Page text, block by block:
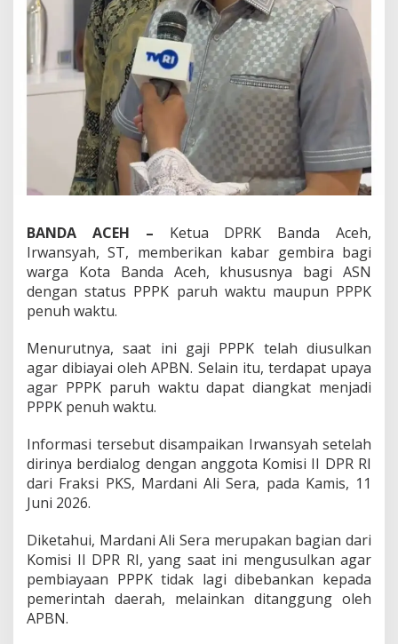
3
K
P
u
W
a
k
t
u
r
p
e
u
J
a
d
e
n
u
h
k
t
u
,
B
BANDA ACEH – Ketua DPRK Banda Aceh,
Irwansyah, ST, memberikan kabar gembira bagi
warga Kota Banda Aceh, khususnya bagi ASN
dengan status PPPK paruh waktu maupun PPPK
penuh waktu.
Menurutnya, saat ini gaji PPPK telah diusulkan
agar dibiayai oleh APBN. Selain itu, terdapat upaya
agar PPPK paruh waktu dapat diangkat menjadi
PPPK penuh waktu.
Informasi tersebut disampaikan Irwansyah setelah
dirinya berdialog dengan anggota Komisi II DPR RI
dari Fraksi PKS, Mardani Ali Sera, pada Kamis, 11
Juni 2026.
Diketahui, Mardani Ali Sera merupakan bagian dari
Komisi II DPR RI, yang saat ini mengusulkan agar
pembiayaan PPPK tidak lagi dibebankan kepada
pemerintah daerah, melainkan ditanggung oleh
APBN.